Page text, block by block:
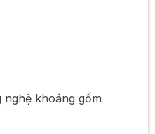
khoáng gốm